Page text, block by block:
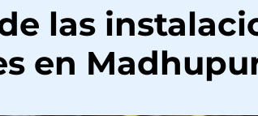
las
en